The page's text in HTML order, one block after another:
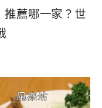
推薦哪一家？世